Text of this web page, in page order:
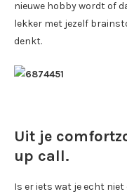
nieuwe hobby wordt of
lekker met jezelf
denkt.
Uit je
up call.
Is er iets wat je echt